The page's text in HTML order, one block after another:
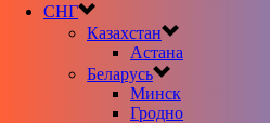
СНГ
Казахстан
Астана
Беларусь
Минск
Гродно